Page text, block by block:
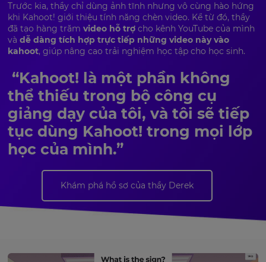
Trước kia, thầy chỉ dùng ảnh tĩnh nhưng vô cùng hào hứng
khi Kahoot! giới thiệu tính năng chèn video. Kể từ đó, thầy
đã tạo hàng trăm video hỗ trợ cho kênh YouTube của mình
và dễ dàng tích hợp trực tiếp những video này vào
kahoot, giúp nâng cao trải nghiệm học tập cho học sinh.
“Kahoot! là một phần không
thể thiếu trong bộ công cụ
giảng dạy của tôi, và tôi sẽ tiếp
tục dùng Kahoot! trong mọi lớp
học của mình.”
Khám phá hồ sơ của thầy Derek